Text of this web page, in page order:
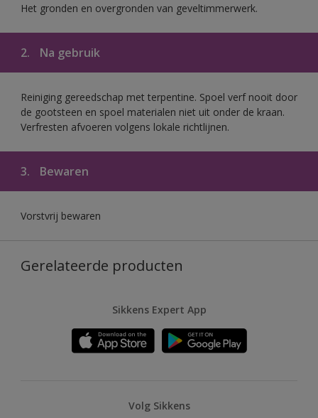
Het gronden en overgronden van geveltimmerwerk.
2. Na gebruik
Reiniging gereedschap met terpentine. Spoel verf nooit door
de gootsteen en spoel materialen niet uit onder de kraan.
Verfresten afvoeren volgens lokale richtlijnen.
3. Bewaren
Vorstvrij bewaren
Gerelateerde producten
Sikkens Expert App
Volg Sikkens